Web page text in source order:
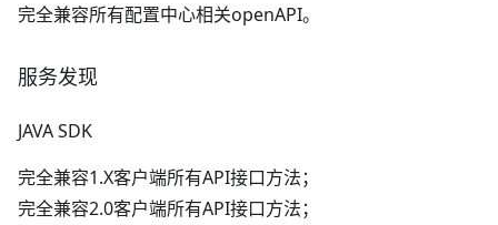
完全兼容所有配置中心相关openAPI。
服务发现
JAVA SDK
完全兼容1.X客户端所有API接口方法；
完全兼容2.0客户端所有API接口方法；